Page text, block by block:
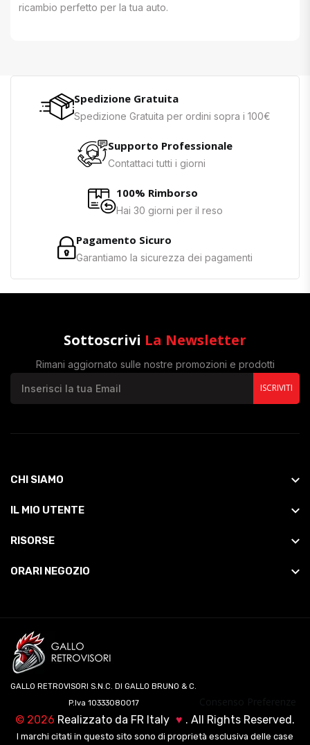
ricambio perfetto per la tua auto.
Spedizione Gratuita
Spedizione Gratuita per ordini sopra i 100€
Supporto Professionale
Contattaci tutti i giorni
100% Rimborso
Hai 30 giorni per il reso
Pagamento Sicuro
Garantiamo la sicurezza dei pagamenti
Sottoscrivi La Newsletter
Rimani aggiornato sulle nostre promozioni e prodotti
ISCRIVITI
CHI SIAMO
IL MIO UTENTE
RISORSE
ORARI NEGOZIO
GALLO RETROVISORI S.N.C. DI GALLO BRUNO & C.
P.Iva 10333080017
© 2026 Realizzato da FR Italy ♥ . All Rights Reserved.
I marchi citati in questo sito sono di proprietà esclusiva delle case